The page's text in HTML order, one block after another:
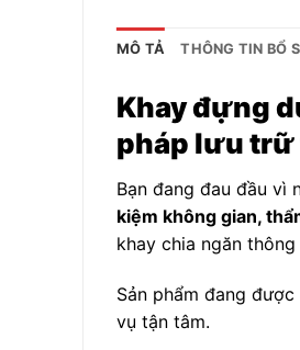
MÔ TẢ THÔNG TIN BỔ
Khay đựng
pháp lưu trữ
Bạn đang đau đầu vì
kiệm không gian,
khay chia ngăn
Sản phẩm đang được
vụ tận tâm.